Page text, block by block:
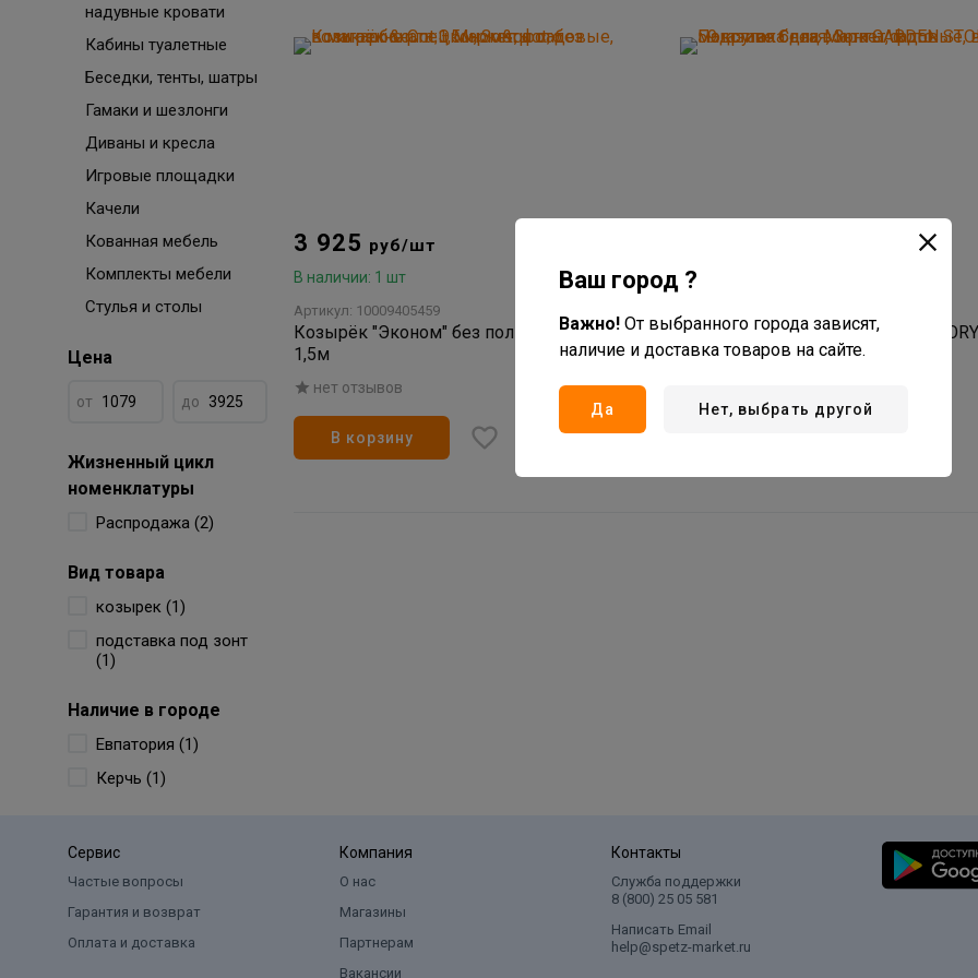
надувные кровати
Кабины туалетные
Беседки, тенты, шатры
Гамаки и шезлонги
Диваны и кресла
Игровые площадки
Качели
Кованная мебель
Комплекты мебели
Стулья и столы
Цена
от до
Жизненный цикл
номенклатуры
Распродажа (2)
Вид товара
козырек (1)
подставка под зонт
(1)
Наличие в городе
Евпатория (1)
Керчь (1)
3 925 руб/шт
В наличии: 1 шт
Артикул: 10009405459
Козырёк "Эконом" без поликарбоната
1,5м
нет отзывов
В корзину
В наличии: 3 шт
Подставка для зонта GARDEN
кругая белая
Сервис
Частые вопросы
Гарантия и возврат
Оплата и доставка
Компания
О нас
Магазины
Партнерам
Вакансии
Контакты
Служба поддержки
8 (800) 25 05 581
Написать Email
help@spetz-market.ru
Ваш город ?
Важно! От выбранного города зависят,
наличие и доставка товаров на сайте.
Да Нет, выбрать другой